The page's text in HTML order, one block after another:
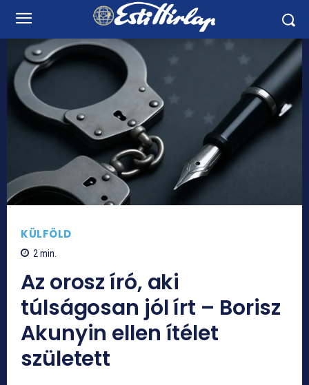
KÜLFÖLD
2min.
Az orosz író, aki
túlságosan jól írt – Borisz
Akunyin ellen ítélet
született